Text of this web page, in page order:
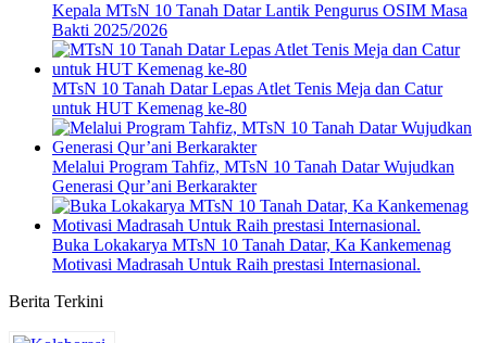
Kepala MTsN 10 Tanah Datar Lantik Pengurus OSIM Masa
Bakti 2025/2026
MTsN 10 Tanah Datar Lepas Atlet Tenis Meja dan Catur
untuk HUT Kemenag ke-80
Melalui Program Tahfiz, MTsN 10 Tanah Datar Wujudkan
Generasi Qur’ani Berkarakter
Buka Lokakarya MTsN 10 Tanah Datar, Ka Kankemenag
Motivasi Madrasah Untuk Raih prestasi Internasional.
Berita Terkini